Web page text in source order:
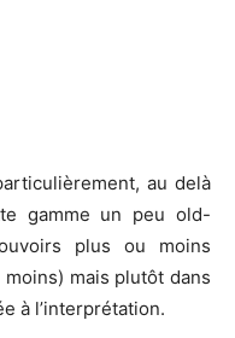
au delà
gamme un peu old-
plus ou moins
mais plutôt dans
à l’interprétation.